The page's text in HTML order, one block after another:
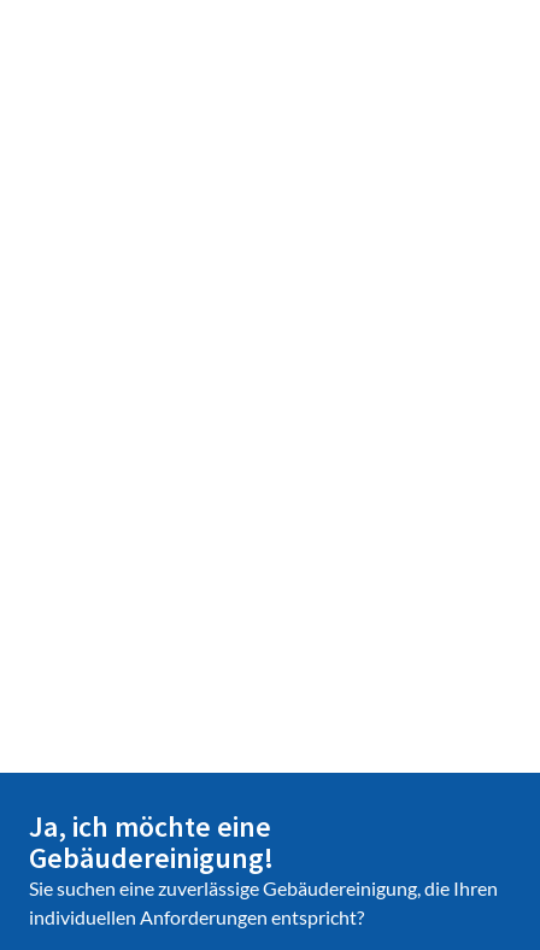
Ja, ich möchte eine
Gebäudereinigung!
Sie suchen eine zuverlässige Gebäudereinigung, die Ihren
individuellen Anforderungen entspricht?